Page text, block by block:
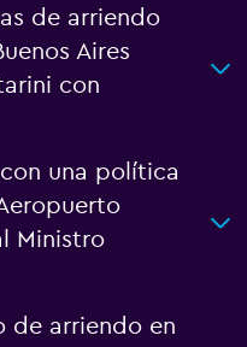
de arriendo
Aires
con
una política
Ministro
de arriendo en